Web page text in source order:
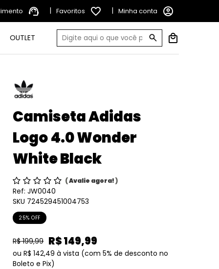
support_agent | Favoritos favorite_border | Minha conta account_circle
OUTLET
Camiseta Adidas
Logo 4.0 Wonder
White Black
(Avalie agora!)
Ref:JW0040
SKU 724529451004753
25% OFF
R$ 199,99 R$ 149,99
ou R$ 142,49 à vista (com 5% de desconto no
Boleto e Pix)